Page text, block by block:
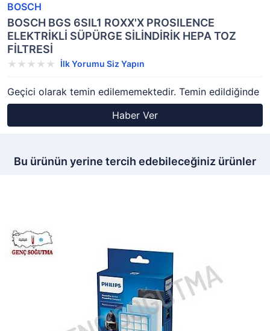
BOSCH
BOSCH BGS 6SIL1 ROXX'X PROSILENCE
ELEKTRİKLİ SÜPÜRGE SİLİNDİRİK HEPA TOZ
FİLTRESİ
İlk Yorumu Siz Yapın
Geçici olarak temin edilememektedir. Temin edildiğinde
Haber Ver
Bu ürünün yerine tercih edebileceğiniz ürünler